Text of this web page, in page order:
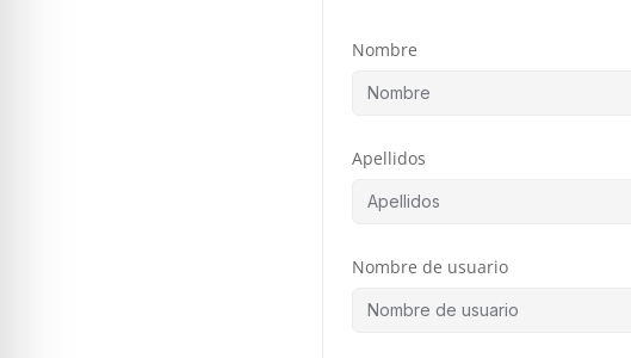
Nombre
Apellidos
Nombre de usuario